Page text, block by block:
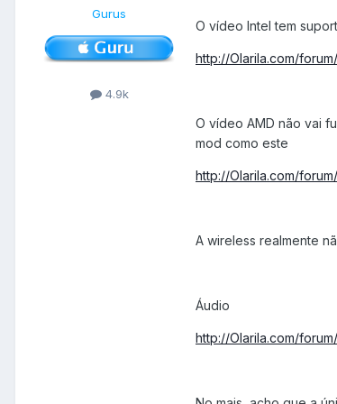
Gurus
4.9k
O vídeo Intel tem
http://Olarila.com/
O vídeo AMD não vai
mod como este
http://Olarila.com/
A wireless realmente
Áudio
http://Olarila.com/